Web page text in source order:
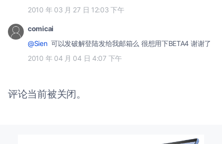
2010 年 03 月 27 日 12:03 下午
comicai
@Sien
可以发破解登陆发给我邮箱么 很想用下BETA4 谢谢了
2010 年 04 月 04 日 4:07 下午
评论当前被关闭。